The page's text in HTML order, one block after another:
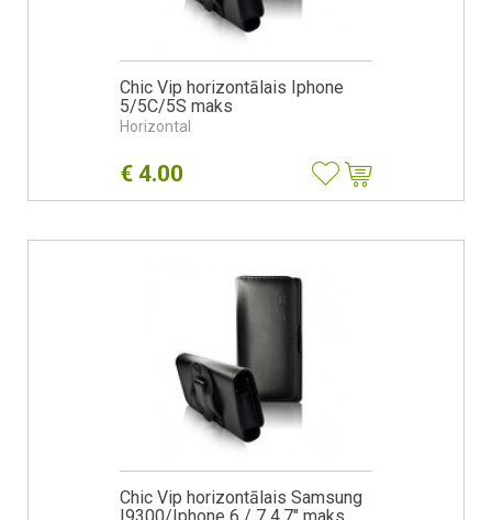
Chic Vip horizontālais Iphone
5/5C/5S maks
Horizontal
€ 4.00
Chic Vip horizontālais Samsung